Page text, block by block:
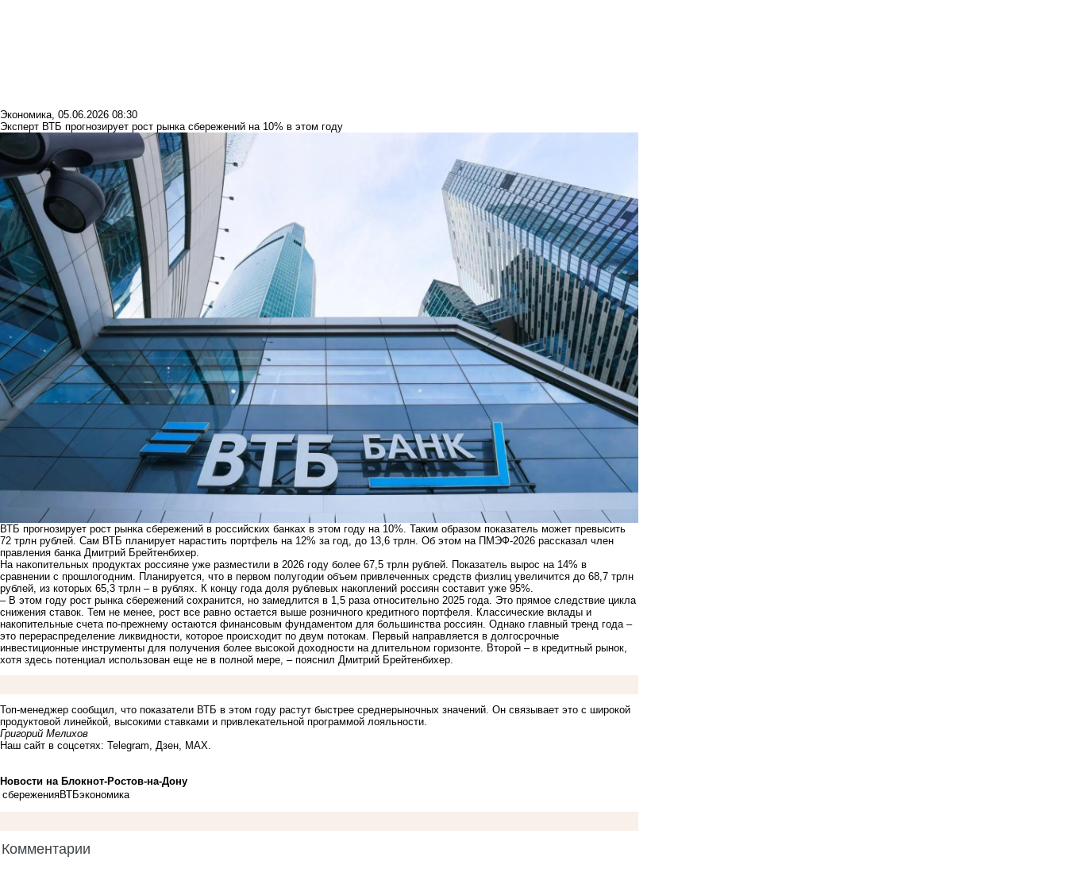
Экономика, 05.06.2026 08:30
Эксперт ВТБ прогнозирует рост рынка сбережений на 10% в этом году
ВТБ прогнозирует рост рынка сбережений в российских банках в этом году на 10%. Таким образом показатель может превысить
72 трлн рублей. Сам ВТБ планирует нарастить портфель на 12% за год, до 13,6 трлн. Об этом на ПМЭФ-2026 рассказал член
правления банка Дмитрий Брейтенбихер.
На накопительных продуктах россияне уже разместили в 2026 году более 67,5 трлн рублей. Показатель вырос на 14% в
сравнении с прошлогодним. Планируется, что в первом полугодии объем привлеченных средств физлиц увеличится до 68,7 трлн
рублей, из которых 65,3 трлн – в рублях. К концу года доля рублевых накоплений россиян составит уже 95%.
– В этом году рост рынка сбережений сохранится, но замедлится в 1,5 раза относительно 2025 года. Это прямое следствие цикла
снижения ставок. Тем не менее, рост все равно остается выше розничного кредитного портфеля. Классические вклады и
накопительные счета по-прежнему остаются финансовым фундаментом для большинства россиян. Однако главный тренд года –
это перераспределение ликвидности, которое происходит по двум потокам. Первый направляется в долгосрочные
инвестиционные инструменты для получения более высокой доходности на длительном горизонте. Второй – в кредитный рынок,
хотя здесь потенциал использован еще не в полной мере, – пояснил Дмитрий Брейтенбихер.
Топ-менеджер сообщил, что показатели ВТБ в этом году растут быстрее среднерыночных значений. Он связывает это с широкой
продуктовой линейкой, высокими ставками и привлекательной программой лояльности.
Григорий Мелихов
Наш сайт в соцсетях: Telegram, Дзен, MAX.
Новости на Блoкнoт-Ростов-на-Дону
сбереженияВТБэкономика
Комментарии